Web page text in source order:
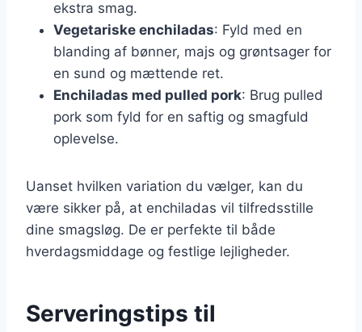
ekstra smag.
Vegetariske enchiladas: Fyld med en
blanding af bønner, majs og grøntsager for
en sund og mættende ret.
Enchiladas med pulled pork: Brug pulled
pork som fyld for en saftig og smagfuld
oplevelse.
Uanset hvilken variation du vælger, kan du
være sikker på, at enchiladas vil tilfredsstille
dine smagsløg. De er perfekte til både
hverdagsmiddage og festlige lejligheder.
Serveringstips til